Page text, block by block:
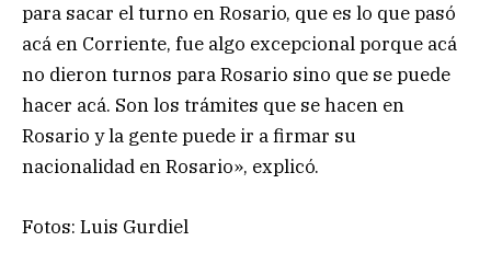
para sacar el turno en Rosario, que es lo que pasó
acá en Corriente, fue algo excepcional porque acá
no dieron turnos para Rosario sino que se puede
hacer acá. Son los trámites que se hacen en
Rosario y la gente puede ir a firmar su
nacionalidad en Rosario», explicó.
Fotos: Luis Gurdiel